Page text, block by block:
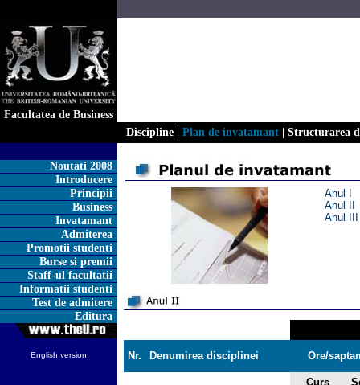
Facultatea de Business
Discipline
Plan de invatamant Structurarea
Noutati 2008
Introducere
Principii
Business
Invatamant
Admiterea
Promotii studenti
Burse si premii
Staff-ul facultatii
Informatii studenti
Test de admitere
Editura
English version
Anul I
Anul II
Anul III
Nr. Denumirea disciplinei Ore/
Curs